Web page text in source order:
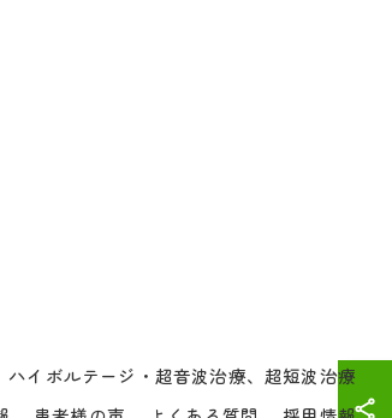
ハイボルテージ・超音波治療、超短波治療